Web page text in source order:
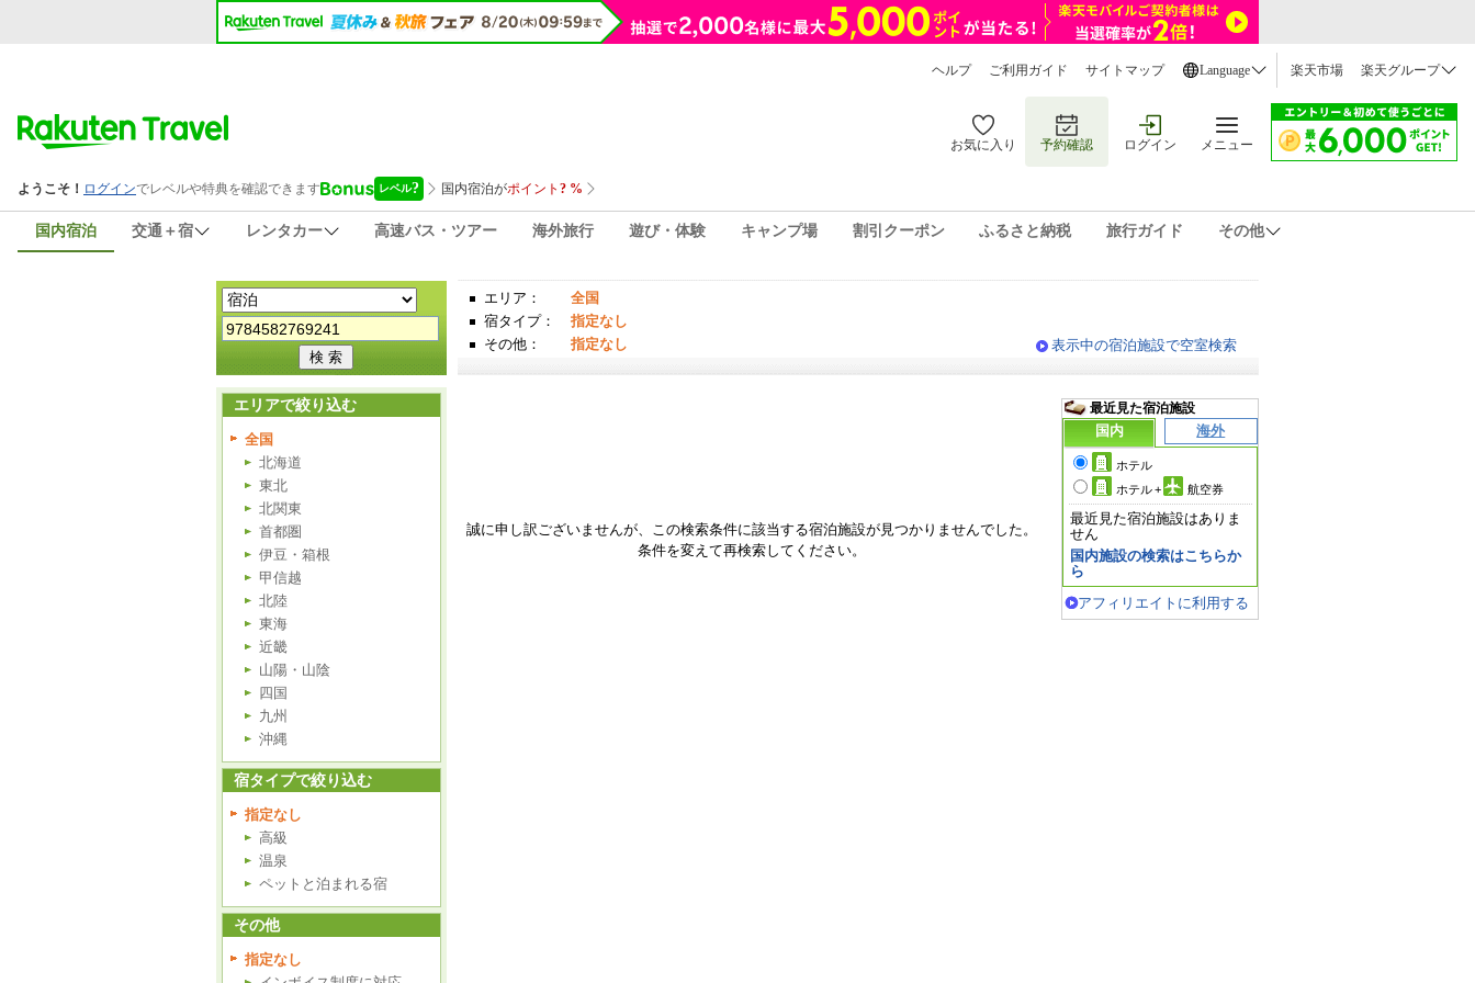
ヘルプ ご利用ガイド サイトマップ Language 楽天市場 楽天グループ
お気に入り 予約確認 ログイン メニュー
国内宿泊 交通＋宿 レンタカー 高速バス・ツアー 海外旅行 遊び・体験 キャンプ場 割引クーポン ふるさと納税 旅行ガイド その他
エリア：
全国
宿タイプ：
指定なし
その他：
指定なし 表示中の宿泊施設で空室検索
エリアで絞り込む
全国
北海道
東北
北関東
首都圏
伊豆・箱根
甲信越
北陸
東海
近畿
山陽・山陰
四国
九州
沖縄
宿タイプで絞り込む
指定なし
高級
温泉
ペットと泊まれる宿
その他
指定なし
誠に申し訳ございませんが、この検索条件に該当する宿泊施設が見つかりませんでした。
条件を変えて再検索してください。
最近見た宿泊施設
国内
海外
ホテル
ホテル+ 航空券
最近見た宿泊施設はありま
せん
国内施設の検索はこちらか
ら
アフィリエイトに利用する